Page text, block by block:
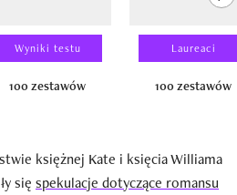
Wyniki testu
100 zestawów
Laureaci
100 zestawów
księżnej Kate i księcia Williama
się spekulacje dotyczące romansu